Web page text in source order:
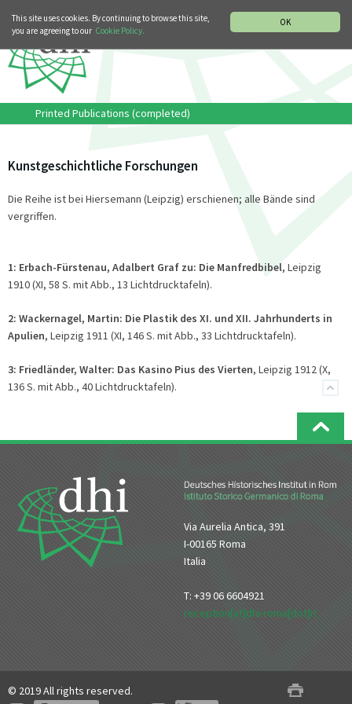
OK
This site uses cookies. By continuing to browse this site,
you are agreeing to our Cookie Policy.
Printed Publications (completed)
Kunstgeschichtliche Forschungen
Die Reihe ist bei Hiersemann (Leipzig) erschienen; alle Bände sind
vergriffen.
1: Erbach-Fürstenau, Adalbert Graf zu: Die Manfredbibel, Leipzig
1910 (XI, 58 S. mit Abb., 13 Lichtdrucktafeln).
2: Wackernagel, Martin: Die Plastik des XI. und XII. Jahrhunderts in
Apulien, Leipzig 1911 (XI, 146 S. mit Abb., 33 Lichtdrucktafeln).
3: Friedländer, Walter: Das Kasino Pius des Vierten, Leipzig 1912 (X,
136 S. mit Abb., 40 Lichtdrucktafeln).
Via Aurelia Antica, 391
I-00165 Roma
Italia
T: +39 06 6604921
reception[at]dhi-roma[dot]it
© 2019 All rights reserved.